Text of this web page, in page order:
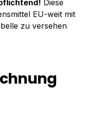
Diese
EU-weit mit
zu versehen